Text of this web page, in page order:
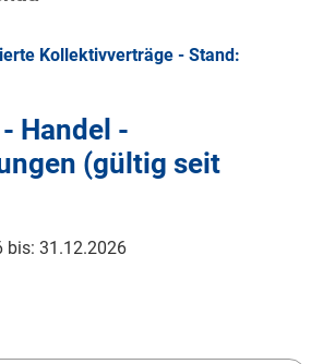
Kollektivverträge - Stand:
Handel -
(gültig seit
bis: 31.12.2026